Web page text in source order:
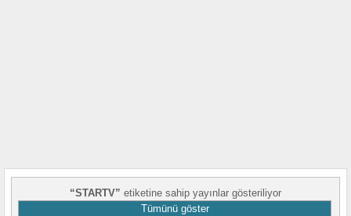
STARTV
etiketine sahip yayınlar gösteriliyor
Tümünü göster